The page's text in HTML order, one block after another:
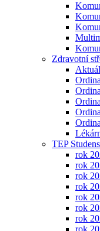
Zdravotní
TEP
rok
rok
rok
rok
rok
rok
rok
rok